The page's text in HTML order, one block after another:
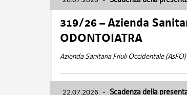
319/26 – Azienda
ODONTOIATRA
Azienda Sanitaria Friuli Occidentale (AsFO)
22.07.2026 - Scadenza della